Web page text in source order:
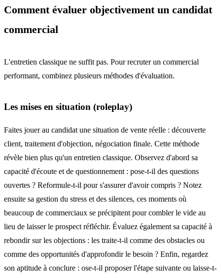
Comment évaluer objectivement un candidat
commercial
L'entretien classique ne suffit pas. Pour recruter un commercial
performant, combinez plusieurs méthodes d'évaluation.
Les mises en situation (roleplay)
Faites jouer au candidat une situation de vente réelle : découverte
client, traitement d'objection, négociation finale. Cette méthode
révèle bien plus qu'un entretien classique. Observez d'abord sa
capacité d'écoute et de questionnement : pose-t-il des questions
ouvertes ? Reformule-t-il pour s'assurer d'avoir compris ? Notez
ensuite sa gestion du stress et des silences, ces moments où
beaucoup de commerciaux se précipitent pour combler le vide au
lieu de laisser le prospect réfléchir. Évaluez également sa capacité à
rebondir sur les objections : les traite-t-il comme des obstacles ou
comme des opportunités d'approfondir le besoin ? Enfin, regardez
son aptitude à conclure : ose-t-il proposer l'étape suivante ou laisse-t-